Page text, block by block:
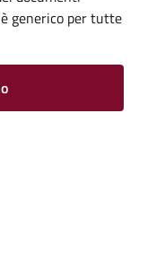
generico per tutte